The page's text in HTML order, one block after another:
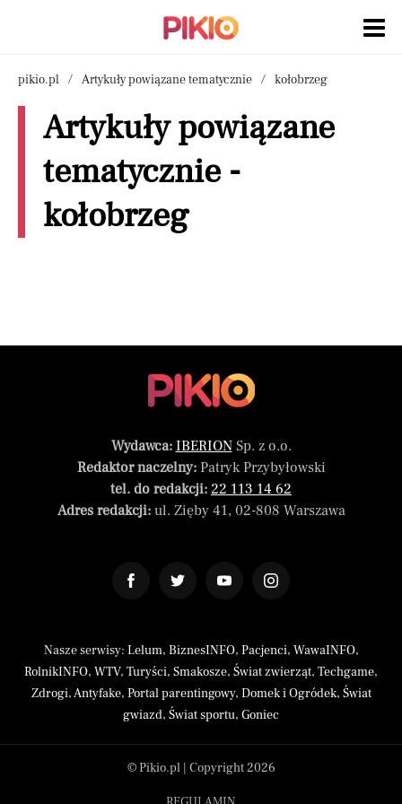
pikio.pl Artykuły powiązane tematycznie kołobrzeg
Artykuły powiązane
tematycznie -
kołobrzeg
Wydawca: IBERIONSp. z o.o.
Redaktor naczelny:Patryk Przybyłowski
tel. do redakcji: 22 113 14 62
Adres redakcji:ul. Zięby 41, 02-808 Warszawa
Nasze serwisy: Lelum, BiznesINFO, Pacjenci, WawaINFO,
RolnikINFO, WTV, Turyści, Smakosze, Świat zwierząt, Techgame,
Zdrogi,Antyfake, Portal parentingowy, Domek i Ogródek, Świat
gwiazd, Świat sportu, Goniec
© Pikio.pl | Copyright 2026